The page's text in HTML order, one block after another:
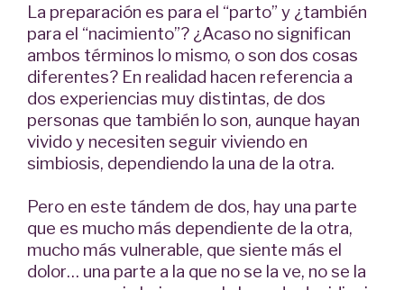
La preparación es para el “parto” y ¿también
para el “nacimiento”? ¿Acaso no significan
ambos términos lo mismo, o son dos cosas
diferentes? En realidad hacen referencia a
dos experiencias muy distintas, de dos
personas que también lo son, aunque hayan
vivido y necesiten seguir viviendo en
simbiosis, dependiendo la una de la otra.
Pero en este tándem de dos, hay una parte
que es mucho más dependiente de la otra,
mucho más vulnerable, que siente más el
dolor… una parte a la que no se la ve, no se la